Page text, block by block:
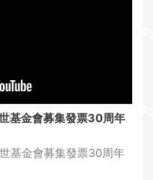
基金會募集發票30周年
基金會募集發票30周年